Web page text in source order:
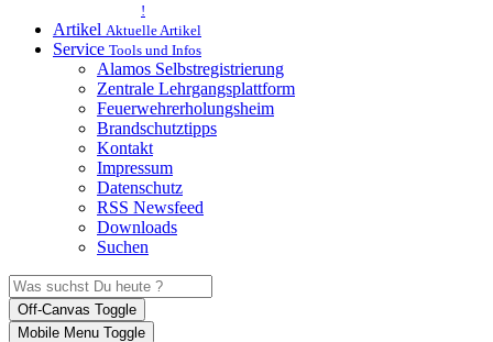
!
Artikel Aktuelle Artikel
Service Tools und Infos
Alamos Selbstregistrierung
Zentrale Lehrgangsplattform
Feuerwehrerholungsheim
Brandschutztipps
Kontakt
Impressum
Datenschutz
RSS Newsfeed
Downloads
Suchen
Off-Canvas Toggle
Mobile Menu Toggle